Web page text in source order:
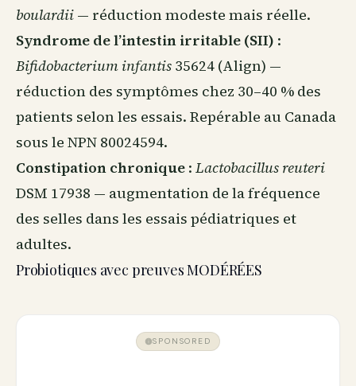
boulardii — réduction modeste mais réelle.
Syndrome de l’intestin irritable (SII) :
Bifidobacterium infantis 35624 (Align) —
réduction des symptômes chez 30–40 % des
patients selon les essais. Repérable au Canada
sous le NPN 80024594.
Constipation chronique : Lactobacillus reuteri
DSM 17938 — augmentation de la fréquence
des selles dans les essais pédiatriques et
adultes.
Probiotiques avec preuves MODÉRÉES
SPONSORED